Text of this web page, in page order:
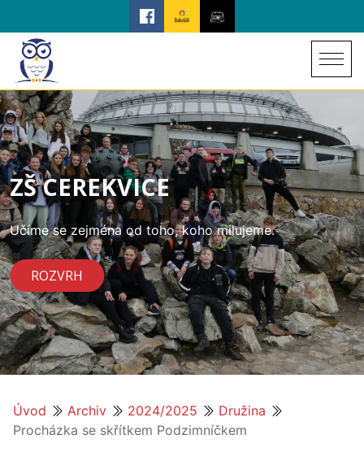
ZŠ CEREKVICE
Učíme se zejména od toho, koho milujeme.
ROZVRH
Úvod Archiv 2024/2025
Družina
Procházka se skřítkem Podzimníčkem